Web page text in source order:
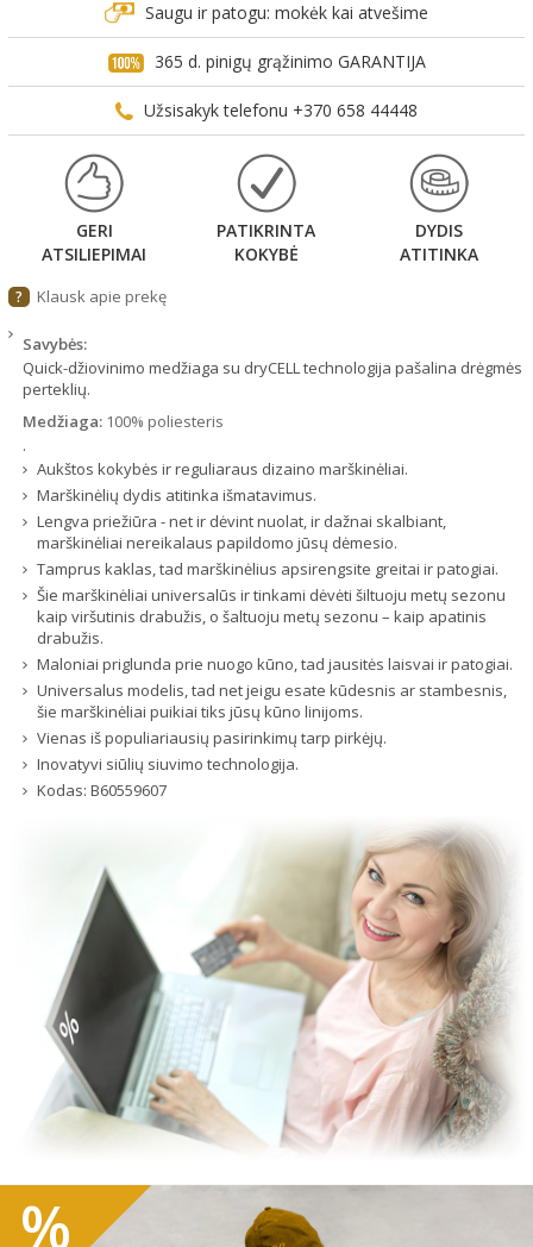
Saugu ir patogu: mokėk kai atvešime
365 d. pinigų grąžinimo GARANTIJA
Užsisakyk telefonu +370 658 44448
GERI
ATSILIEPIMAI
PATIKRINTA
KOKYBĖ
DYDIS
ATITINKA
? Klausk apie prekę
Savybės:
Quick-džiovinimo medžiaga su dryCELL technologija pašalina drėgmės
perteklių.
Medžiaga: 100% poliesteris
.
Aukštos kokybės ir reguliaraus dizaino marškinėliai.
Marškinėlių dydis atitinka išmatavimus.
Lengva priežiūra - net ir dėvint nuolat, ir dažnai skalbiant,
marškinėliai nereikalaus papildomo jūsų dėmesio.
Tamprus kaklas, tad marškinėlius apsirengsite greitai ir patogiai.
Šie marškinėliai universalūs ir tinkami dėvėti šiltuoju metų sezonu
kaip viršutinis drabužis, o šaltuoju metų sezonu – kaip apatinis
drabužis.
Maloniai priglunda prie nuogo kūno, tad jausitės laisvai ir patogiai.
Universalus modelis, tad net jeigu esate kūdesnis ar stambesnis,
šie marškinėliai puikiai tiks jūsų kūno linijoms.
Vienas iš populiariausių pasirinkimų tarp pirkėjų.
Inovatyvi siūlių siuvimo technologija.
Kodas: B60559607
%